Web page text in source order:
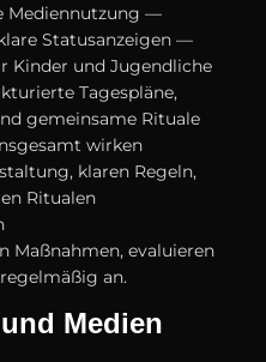
Mediennutzung —
Statusanzeigen —
Kinder u‬nd Jugendliche
Tagespläne,
gemeinsame Rituale
wirken
klaren Regeln,
Ritualen
Maßnahmen, evaluieren
an.
Medien